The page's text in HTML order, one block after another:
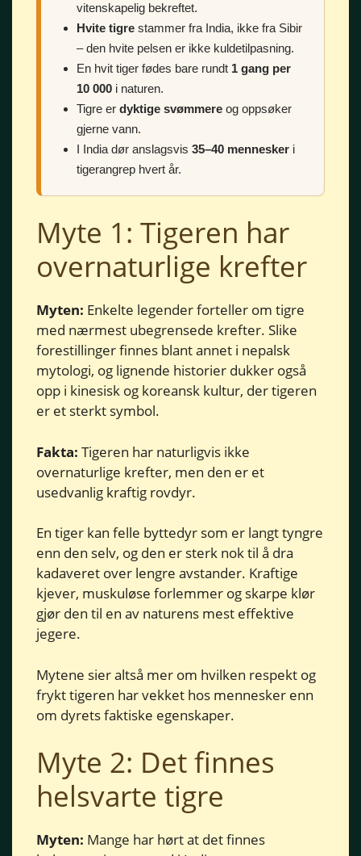
vitenskapelig bekreftet.
Hvite tigre stammer fra India, ikke fra Sibir
– den hvite pelsen er ikke kuldetilpasning.
En hvit tiger fødes bare rundt 1 gang per
10 000 i naturen.
Tigre er dyktige svømmere og oppsøker
gjerne vann.
I India dør anslagsvis 35–40 mennesker i
tigerangrep hvert år.
Myte 1: Tigeren har
overnaturlige krefter
Myten: Enkelte legender forteller om tigre
med nærmest ubegrensede krefter. Slike
forestillinger finnes blant annet i nepalsk
mytologi, og lignende historier dukker også
opp i kinesisk og koreansk kultur, der tigeren
er et sterkt symbol.
Fakta: Tigeren har naturligvis ikke
overnaturlige krefter, men den er et
usedvanlig kraftig rovdyr.
En tiger kan felle byttedyr som er langt tyngre
enn den selv, og den er sterk nok til å dra
kadaveret over lengre avstander. Kraftige
kjever, muskuløse forlemmer og skarpe klør
gjør den til en av naturens mest effektive
jegere.
Mytene sier altså mer om hvilken respekt og
frykt tigeren har vekket hos mennesker enn
om dyrets faktiske egenskaper.
Myte 2: Det finnes
helsvarte tigre
Myten: Mange har hørt at det finnes